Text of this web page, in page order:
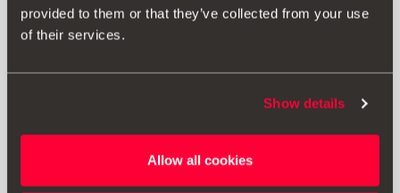
provided to them or that they’ve collected from your use
of their services.
Show details
Allow all cookies
Imprimir
recomendações que constam
do manual do seu SEAT